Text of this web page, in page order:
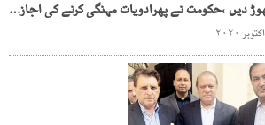
پاکستانی اب بیمار ہونا چھوڑ دیں ،حکومت نے پھرادویات مہنگی کرنے کی اجازت دیدی